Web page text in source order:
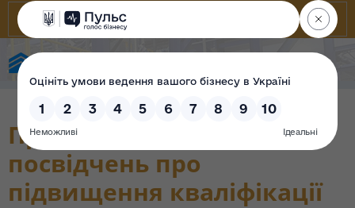
Про затвердження форм
посвідчень про
підвищення кваліфікації